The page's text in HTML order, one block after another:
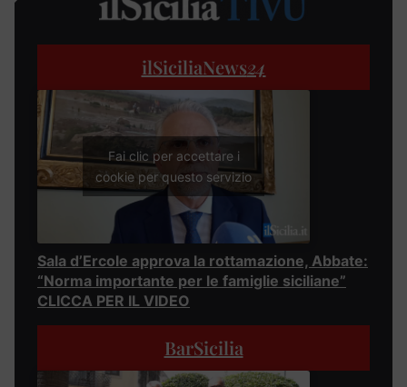
ilSiciliaNews24
Fai clic per accettare i
cookie per questo servizio
Sala d’Ercole approva la rottamazione, Abbate:
“Norma importante per le famiglie siciliane”
CLICCA PER IL VIDEO
BarSicilia